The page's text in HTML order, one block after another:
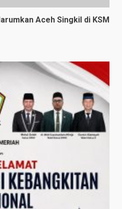
Aceh Singkil di KSM